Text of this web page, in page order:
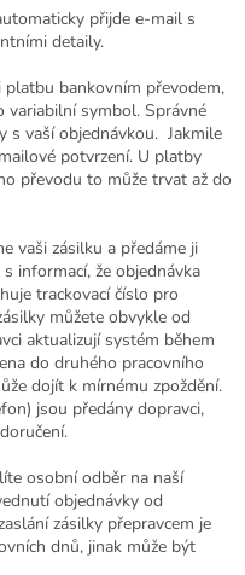
přijde e-mail s
detaily.
bankovním převodem,
variabilní symbol. Správné
s vaší objednávkou. Jakmile
potvrzení. U platby
převodu to může trvat až do
vaši zásilku a předáme ji
informací, že objednávka
trackovací číslo pro
můžete obvykle od
aktualizují systém během
do druhého pracovního
dojít k mírnému zpoždění.
jsou předány dopravci,
osobní odběr na naší
objednávky od
zásilky přepravcem je
dnů, jinak může být